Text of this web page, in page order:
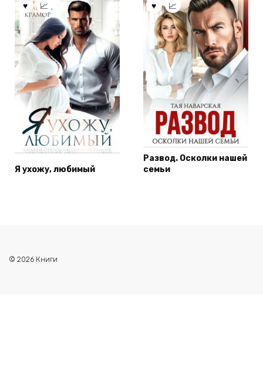
Я ухожу, любимый
Развод. Осколки нашей
семьи
© 2026 Книги